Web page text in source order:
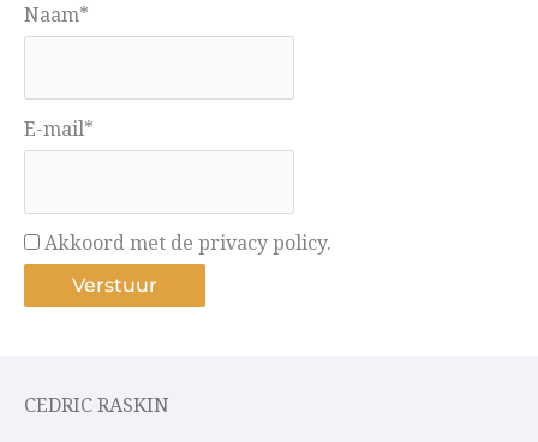
Naam*
E-mail*
Akkoord met de privacy policy.
CEDRIC RASKIN